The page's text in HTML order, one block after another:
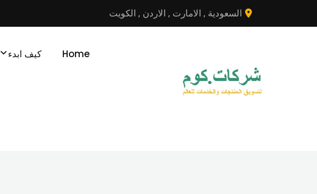
إلى
السعودية , الامارت , الاردن , الكويت
Home كيف ابدء